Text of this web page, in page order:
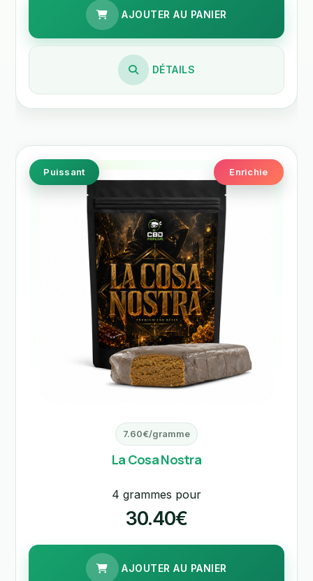
AJOUTER AU PANIER
DÉTAILS
Enrichie
Puissant
7.60€/gramme
La Cosa Nostra
4 grammes pour
30.40€
AJOUTER AU PANIER